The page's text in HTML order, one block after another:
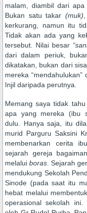
malam, diambil dari apa
Bukan satu takar (muk)
kerkurang, namun itu
Tidak akan ada yang
tersebut. Nilai besar
dari dalam periuk,
dikatakan, bukan dari
mereka
Injil daripada perutnya.
Memang saya tidak
apa yang mereka (ibu
dulu. Hanya saja, itu
murid Parguru Saksini
membenarkan cerita
sejarah gereja
melalui boras . Sejarah
mendukung Sekolah
Sinode (pada saat itu
hebat melalui
operasional sekolah